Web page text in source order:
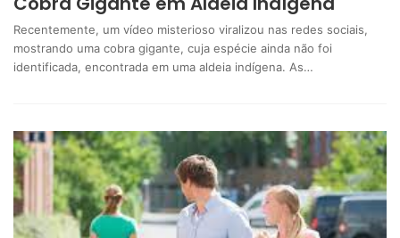
Recentemente, um vídeo misterioso viralizou nas redes sociais,
mostrando uma cobra gigante, cuja espécie ainda não foi
identificada, encontrada em uma aldeia indígena. As…